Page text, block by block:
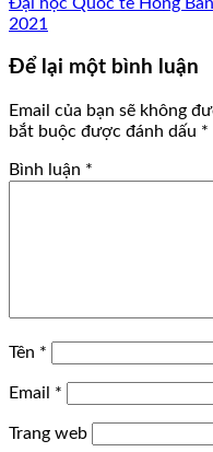
2021
Để lại một bình luận
Email của bạn sẽ không
bắt buộc được đánh dấu *
Bình luận *
Tên *
Email *
Trang web